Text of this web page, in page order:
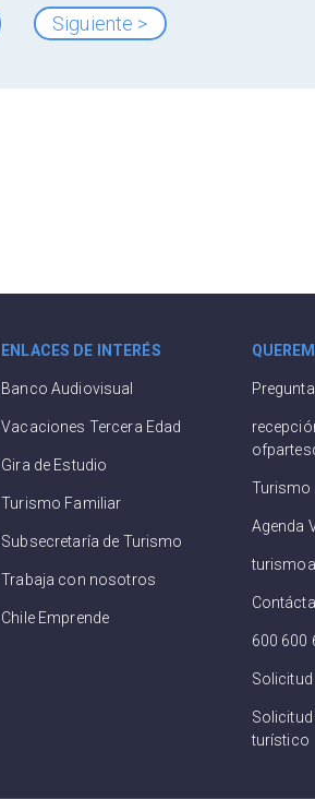
Siguiente >
ENLACES DE INTERÉS
Banco Audiovisual
Vacaciones Tercera Edad
Gira de Estudio
Turismo Familiar
Subsecretaría de Turismo
Trabaja con nosotros
Chile Emprende
Turismo
Agenda
600 600
Solicitud
turístico